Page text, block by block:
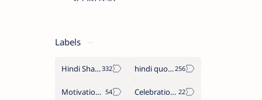
Labels
Hindi Shayari hindi quotes
Motivation Quotes Celebration day